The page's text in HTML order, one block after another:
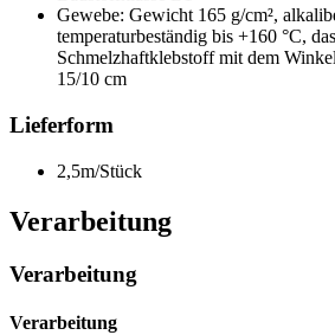
Gewebe: Gewicht 165 g/cm²,
temperaturbeständig bis +160 °C,
Schmelzhaftklebstoff mit dem
15/10 cm
Lieferform
2,5m/Stück
Verarbeitung
Verarbeitung
Verarbeitung